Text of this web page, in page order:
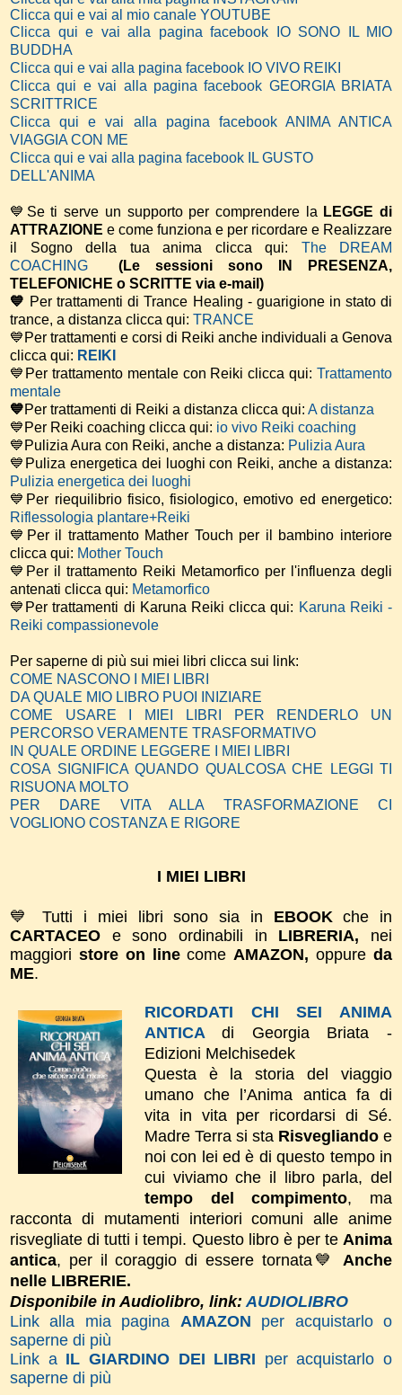
Clicca qui e vai al mio canale YOUTUBE
Clicca qui e vai alla pagina facebook IO SONO IL MIO
BUDDHA
Clicca qui e vai alla pagina facebook IO VIVO REIKI
Clicca qui e vai alla pagina facebook GEORGIA BRIATA
SCRITTRICE
Clicca qui e vai alla pagina facebook ANIMA ANTICA
VIAGGIA CON ME
Clicca qui e vai alla pagina facebook IL GUSTO
DELL'ANIMA
💙Se ti serve un supporto per comprendere laLEGGE di
ATTRAZIONE e come funziona e per ricordare e Realizzare
il Sogno della tua anima clicca qui: The DREAM
COACHING
(Le sessioni sono IN PRESENZA,
TELEFONICHE o SCRITTE via e-mail)
💙 Per trattamenti di Trance Healing - guarigione in stato di
trance, a distanza clicca qui: TRANCE
💙Per trattamenti e corsi di Reiki anche individuali a Genova
clicca qui: REIKI
💙Per trattamento mentale con Reiki clicca qui: Trattamento
mentale
💙Per trattamenti di Reiki a distanza clicca qui: A distanza
💙Per Reiki coaching clicca qui: io vivo Reiki coaching
💙Pulizia Aura con Reiki, anche a distanza: Pulizia Aura
💙Puliza energetica dei luoghi con Reiki, anche a distanza:
Pulizia energetica dei luoghi
💙Per riequilibrio fisico, fisiologico, emotivo ed energetico:
Riflessologia plantare+Reiki
💙Per il trattamento Mather Touch per il bambino interiore
clicca qui: Mother Touch
💙Per il trattamento Reiki Metamorfico per l'influenza degli
antenati clicca qui: Metamorfico
💙Per trattamenti di Karuna Reiki clicca qui: Karuna Reiki -
Reiki compassionevole
Per saperne di più sui miei libri clicca sui link:
COME NASCONO I MIEI LIBRI
DA QUALE MIO LIBRO PUOI INIZIARE
COME USARE I MIEI LIBRI PER RENDERLO UN
PERCORSO VERAMENTE TRASFORMATIVO
IN QUALE ORDINE LEGGERE I MIEI LIBRI
COSA SIGNIFICA QUANDO QUALCOSA CHE LEGGI TI
RISUONA MOLTO
PER DARE VITA ALLA TRASFORMAZIONE CI
VOGLIONO COSTANZA E RIGORE
I MIEI LIBRI
💙 Tutti i miei libri sono sia in EBOOKche in
CARTACEO e sono ordinabili in LIBRERIA, nei
maggiori store on linecomeAMAZON,oppureda
ME.
RICORDATI CHI SEI ANIMA
ANTICA
di Georgia Briata -
Edizioni Melchisedek
Questa è la storia del viaggio
umano che l’Anima antica fa di
vita in vita per ricordarsi di Sé.
Madre Terra si sta Risvegliandoe
noi con lei ed è di questo tempo in
cui viviamo che il libro parla, del
tempo del compimento, ma
racconta di mutamenti interiori comuni alle anime
risvegliate di tutti i tempi. Questo libro è per te Anima
antica, per il coraggio di essere tornata💙 Anche
nelle LIBRERIE.
Disponibile in Audiolibro, link:AUDIOLIBRO
Link alla mia pagina AMAZON per acquistarlo o
saperne di più
Link a IL GIARDINO DEI LIBRI per acquistarlo o
saperne di più